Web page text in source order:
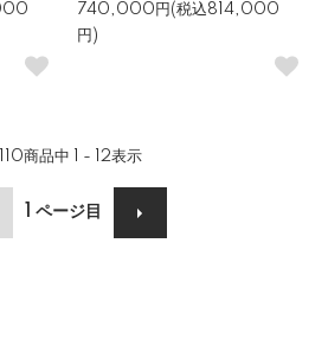
740,000円(税込814,000
円)
110商品中 1 - 12表示
ページ目